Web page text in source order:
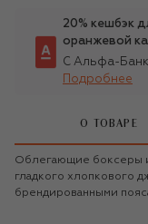
20% кешбэк
оранжевой
С Альфа-
Подробнее
О ТОВАРЕ
Облегающие боксеры
гладкого хлопкового
брендированными